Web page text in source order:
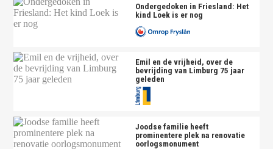
Ondergedoken in Friesland: Het
kind Loek is er nog
Emil en de vrijheid, over de
bevrijding van Limburg 75 jaar
geleden
Joodse familie heeft
prominentere plek na renovatie
oorlogsmonument